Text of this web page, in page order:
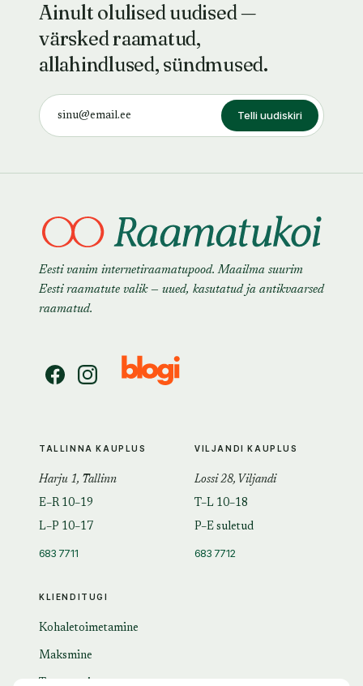
Ainult olulised uudised —
värsked raamatud,
allahindlused, sündmused.
Telli uudiskiri
Eesti vanim internetiraamatupood. Maailma suurim
Eesti raamatute valik — uued, kasutatud ja antikvaarsed
raamatud.
KLIENDITUGI
Kohaletoimetamine
Maksmine
TALLINNA KAUPLUS
Harju 1, Tallinn
E–R 10–19
L–P 10–17
683 7711
VILJANDI KAUPLUS
Lossi 28, Viljandi
T–L 10–18
P–E suletud
683 7712